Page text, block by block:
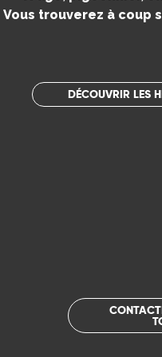
Vous trouverez à coup
DÉCOUVRIR LES